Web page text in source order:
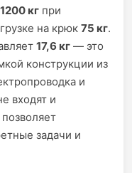
1200 кг при
на крюк 75 кг.
17,6 кг — это
конструкции из
и
входят и
задачи и